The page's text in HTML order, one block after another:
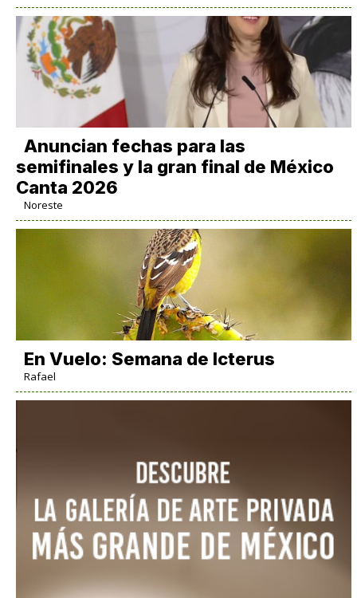
Anuncian fechas para las
semifinales y la gran final de México
Canta 2026
Noreste
En Vuelo: Semana de Icterus
Rafael